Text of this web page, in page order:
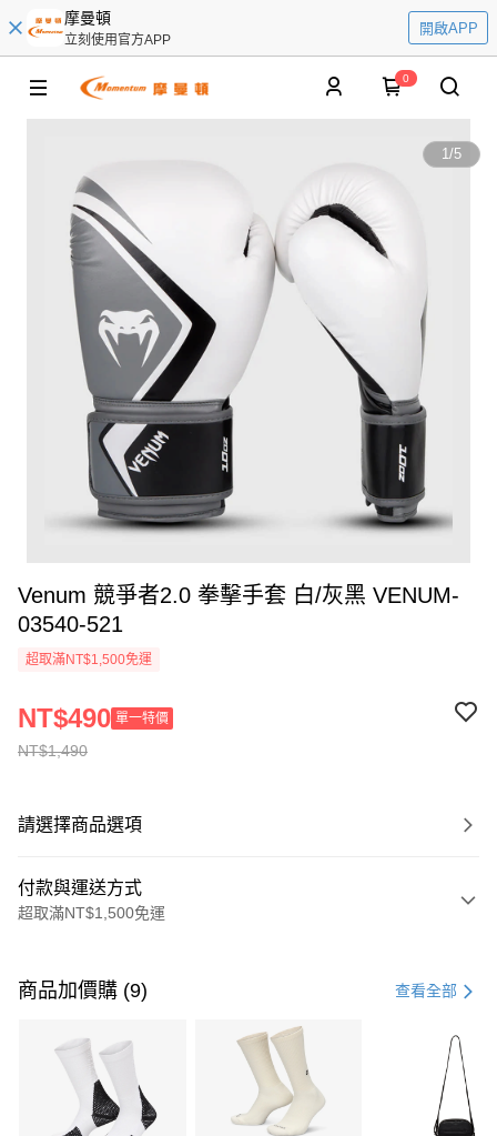
摩曼頓
立刻使用官方APP
開啟APP
0
1/5
Venum 競爭者2.0 拳擊手套 白/灰黑 VENUM-
03540-521
超取滿NT$1,500免運
NT$1,490
NT$490 單一特價
請選擇商品選項
付款與運送方式
超取滿NT$1,500免運
信用卡一次付款
3 期 0 利率 每期 21家銀行
合作金庫商業銀行
第一商業銀行
華南商業銀行
彰化商業銀行
商品加價購 (9) 查看全部